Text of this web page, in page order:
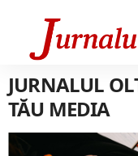
JURNALUL
TĂU MEDIA